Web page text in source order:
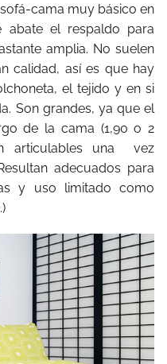
cama muy básico en
abate el respaldo para
amplia. No suelen
calidad, así es que hay
el tejido y en si
Son grandes, ya que el
de la cama (1,90 o 2
articulables una vez
adecuados para
y uso limitado como